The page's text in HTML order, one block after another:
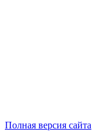
Полная версия сайта